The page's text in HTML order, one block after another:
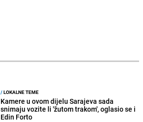
/LOKALNE TEME
Kamere u ovom dijelu Sarajeva sada
snimaju vozite li 'žutom trakom', oglasio se i
Edin Forto